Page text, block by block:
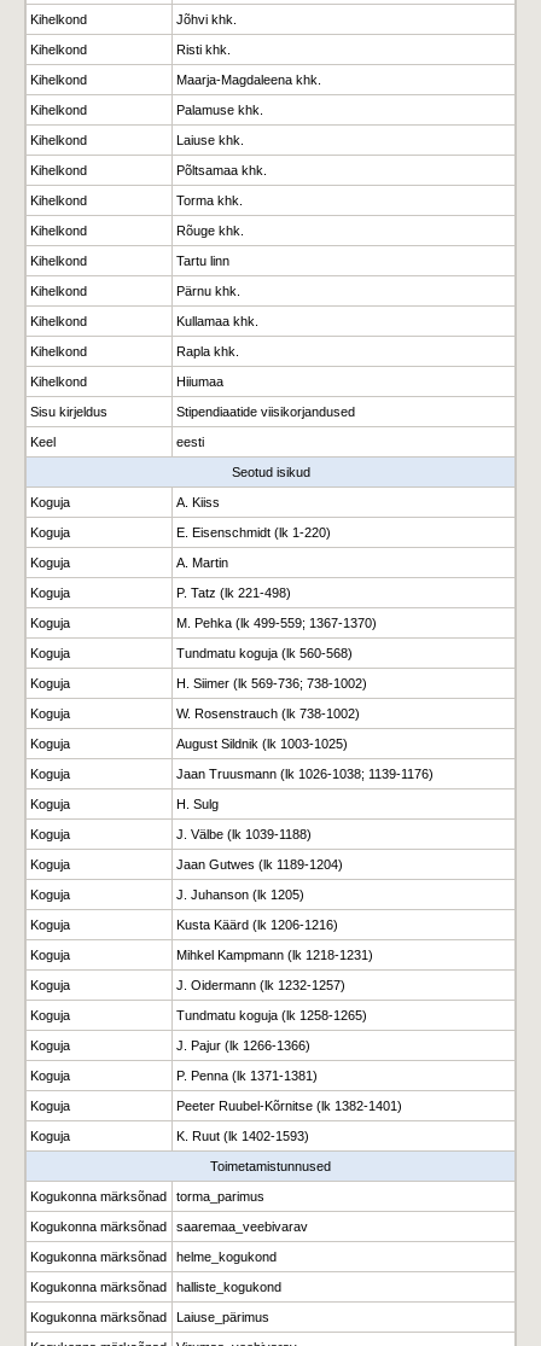
Kihelkond Jõhvi khk.
Kihelkond Risti khk.
Kihelkond Maarja-Magdaleena khk.
Kihelkond Palamuse khk.
Kihelkond Laiuse khk.
Kihelkond Põltsamaa khk.
Kihelkond Torma khk.
Kihelkond Rõuge khk.
Kihelkond Tartu linn
Kihelkond Pärnu khk.
Kihelkond Kullamaa khk.
Kihelkond Rapla khk.
Kihelkond Hiiumaa
Sisu kirjeldus Stipendiaatide viisikorjandused
Keel eesti
Seotud isikud
Koguja A. Kiiss
Koguja E. Eisenschmidt (lk 1-220)
Koguja A. Martin
Koguja P. Tatz (lk 221-498)
Koguja M. Pehka (lk 499-559; 1367-1370)
Koguja Tundmatu koguja (lk 560-568)
Koguja H. Siimer (lk 569-736; 738-1002)
Koguja W. Rosenstrauch (lk 738-1002)
Koguja August Sildnik (lk 1003-1025)
Koguja Jaan Truusmann (lk 1026-1038; 1139-1176)
Koguja H. Sulg
Koguja J. Välbe (lk 1039-1188)
Koguja Jaan Gutwes (lk 1189-1204)
Koguja J. Juhanson (lk 1205)
Koguja Kusta Käärd (lk 1206-1216)
Koguja Mihkel Kampmann (lk 1218-1231)
Koguja J. Oidermann (lk 1232-1257)
Koguja Tundmatu koguja (lk 1258-1265)
Koguja J. Pajur (lk 1266-1366)
Koguja P. Penna (lk 1371-1381)
Koguja Peeter Ruubel-Kõrnitse (lk 1382-1401)
Koguja K. Ruut (lk 1402-1593)
Toimetamistunnused
Kogukonna märksõnad torma_parimus
Kogukonna märksõnad saaremaa_veebivarav
Kogukonna märksõnad helme_kogukond
Kogukonna märksõnad halliste_kogukond
Kogukonna märksõnad Laiuse_pärimus